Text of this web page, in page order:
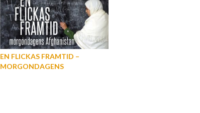
EN FLICKAS FRAMTID –
MORGONDAGENS